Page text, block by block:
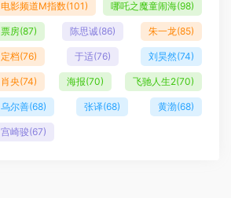
电影频道M指数(101) 哪吒之魔童闹海(98)
票房(87) 陈思诚(86) 朱一龙(85)
定档(76) 于适(76) 刘昊然(74)
肖央(74) 海报(70) 飞驰人生2(70)
乌尔善(68) 张译(68) 黄渤(68)
宫崎骏(67)